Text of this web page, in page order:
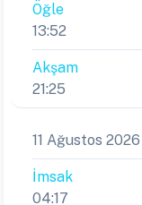
Öğle
13:52
Akşam
21:25
11 Ağustos
İmsak
04:17